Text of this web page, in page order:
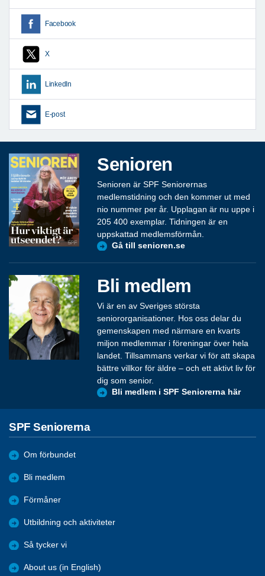
Facebook
X
LinkedIn
E-post
Senioren
Senioren är SPF Seniorernas
medlemstidning och den kommer ut med
nio nummer per år. Upplagan är nu uppe i
205 400 exemplar. Tidningen är en
uppskattad medlemsförmån.
Gå till senioren.se
Bli medlem
Vi är en av Sveriges största
seniororganisationer. Hos oss delar du
gemenskapen med närmare en kvarts
miljon medlemmar i föreningar över hela
landet. Tillsammans verkar vi för att skapa
bättre villkor för äldre – och ett aktivt liv för
dig som senior.
Bli medlem i SPF Seniorerna här
SPF Seniorerna
Om förbundet
Bli medlem
Förmåner
Utbildning och aktiviteter
Så tycker vi
About us (in English)